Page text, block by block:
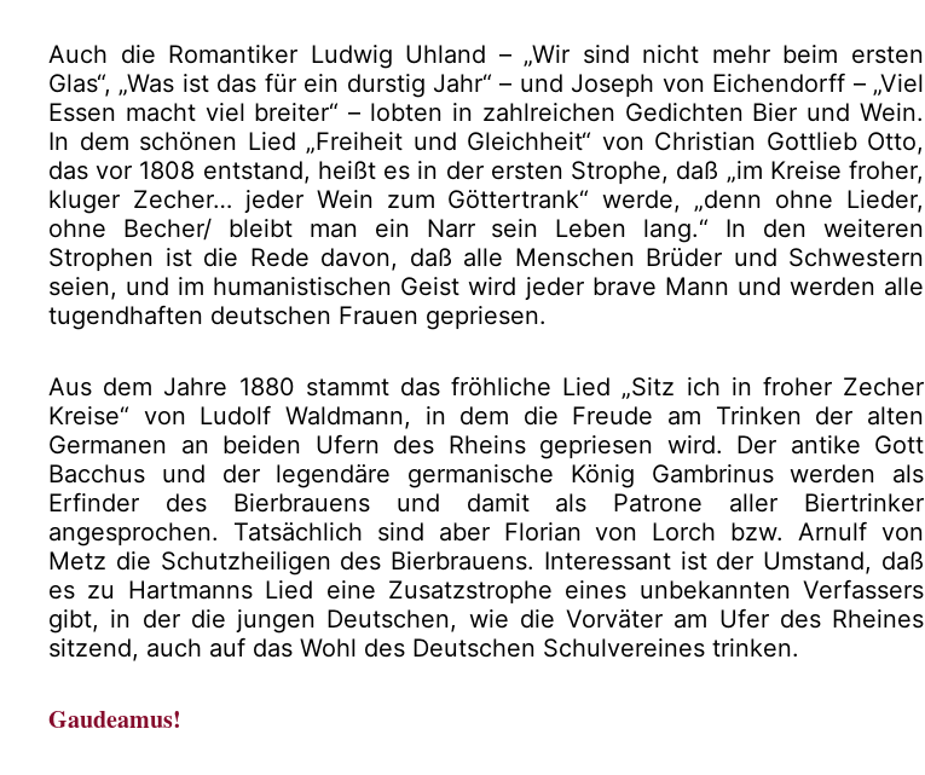
Auch die Romantiker Ludwig Uhland – „Wir sind nicht mehr beim ersten
Glas“, „Was ist das für ein durstig Jahr“ – und Joseph von Eichendorff – „Viel
Essen macht viel breiter“ – lobten in zahlreichen Gedichten Bier und Wein.
In dem schönen Lied „Freiheit und Gleichheit“ von Christian Gottlieb Otto,
das vor 1808 entstand, heißt es in der ersten Strophe, daß „im Kreise froher,
kluger Zecher… jeder Wein zum Göttertrank“ werde, „denn ohne Lieder,
ohne Becher/ bleibt man ein Narr sein Leben lang.“ In den weiteren
Strophen ist die Rede davon, daß alle Menschen Brüder und Schwestern
seien, und im humanistischen Geist wird jeder brave Mann und werden alle
tugendhaften deutschen Frauen gepriesen.
Aus dem Jahre 1880 stammt das fröhliche Lied „Sitz ich in froher Zecher
Kreise“ von Ludolf Waldmann, in dem die Freude am Trinken der alten
Germanen an beiden Ufern des Rheins gepriesen wird. Der antike Gott
Bacchus und der legendäre germanische König Gambrinus werden als
Erfinder des Bierbrauens und damit als Patrone aller Biertrinker
angesprochen. Tatsächlich sind aber Florian von Lorch bzw. Arnulf von
Metz die Schutzheiligen des Bierbrauens. Interessant ist der Umstand, daß
es zu Hartmanns Lied eine Zusatzstrophe eines unbekannten Verfassers
gibt, in der die jungen Deutschen, wie die Vorväter am Ufer des Rheines
sitzend, auch auf das Wohl des Deutschen Schulvereines trinken.
Gaudeamus!